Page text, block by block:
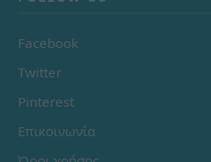
Facebook
Twitter
Pinterest
Επικοινωνία